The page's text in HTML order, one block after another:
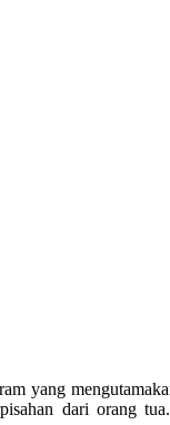
yang
dari orang